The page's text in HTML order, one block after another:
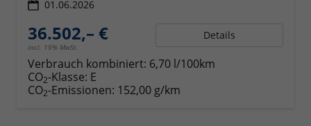
01.06.2026
36.502,– €
incl. 19% MwSt.
Details
Verbrauch kombiniert: 6,70 l/100km
CO2-Klasse: E
CO2-Emissionen: 152,00 g/km